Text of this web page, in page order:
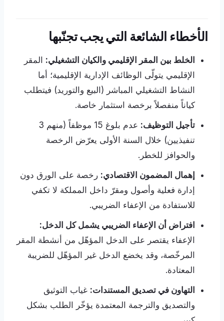
الأخطاء الشائعة التي يجب تجنّبها
الخلط بين المقر الإقليمي والكيان التشغيلي: المقر
الإقليمي يتولّى الوظائف الإدارية الإقليمية؛ أما
النشاط التشغيلي المباشر (البيع والتوريد) فيتطلب
كياناً منفصلاً برخصة استثمار خاصة.
تأجيل التوظيف:
عدم بلوغ 15 موظفاً (منهم 3
تنفيذيين) خلال السنة الأولى يعرّض الرخصة
والحوافز للخطر.
إهمال المضمون الاقتصادي: رخصة على الورق دون
إدارة فعلية وأصول ومقرّ داخل المملكة لا تكفي
للاستفادة من الإعفاء الضريبي.
افتراض أن الإعفاء الضريبي يشمل كل الدخل:
الإعفاء يقتصر على الدخل المؤهّل من أنشطة المقر
المرخّصة، وقد يخضع الدخل غير المؤهّل للضريبة
المعتادة.
التهاون في تصديق المستندات: غياب التوثيق
والتصديق والترجمة المعتمدة يؤخّر الطلب بشكل